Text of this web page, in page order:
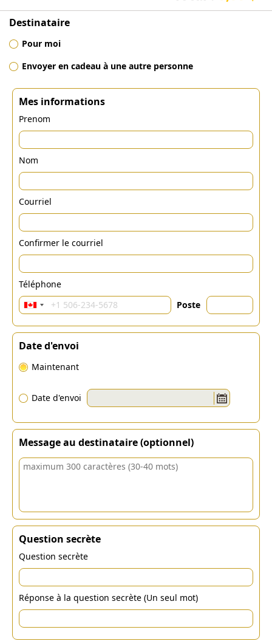
Destinataire
Pour moi
Envoyer en cadeau à une autre personne
Mes informations
Prenom
Nom
Courriel
Confirmer le courriel
Téléphone
Poste
Date d'envoi
Maintenant
Date d'envoi
Message au destinataire (optionnel)
Question secrète
Question secrète
Réponse à la question secrète (Un seul mot)